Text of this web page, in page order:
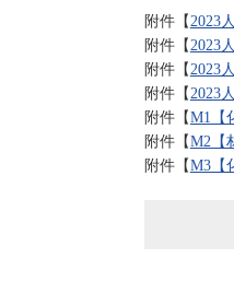
附件【2023
附件【2023
附件【2023
附件【2023
附件【M1【
附件【M2【
附件【M3【